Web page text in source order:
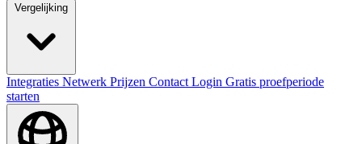
Vergelijking
Integraties Netwerk Prijzen Contact Login Gratis proefperiode
starten